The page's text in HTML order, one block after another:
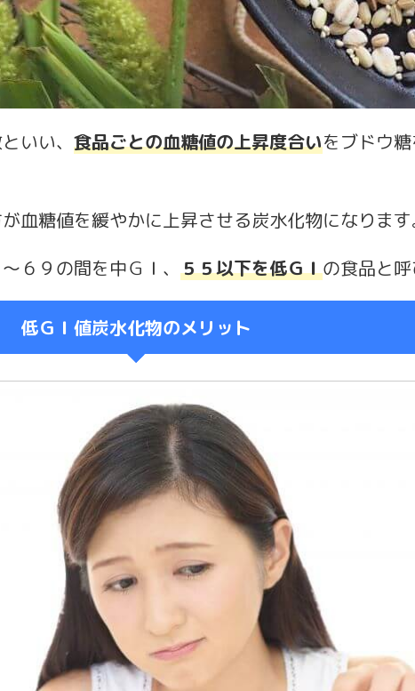
いい、 食品ごとの血糖値の上昇度合いをブドウ
血糖値を緩やかに上昇させる炭水化物になります
６９の間を中ＧＩ、 ５５以下を低ＧＩの食品と呼
低ＧＩ値炭水化物のメリット